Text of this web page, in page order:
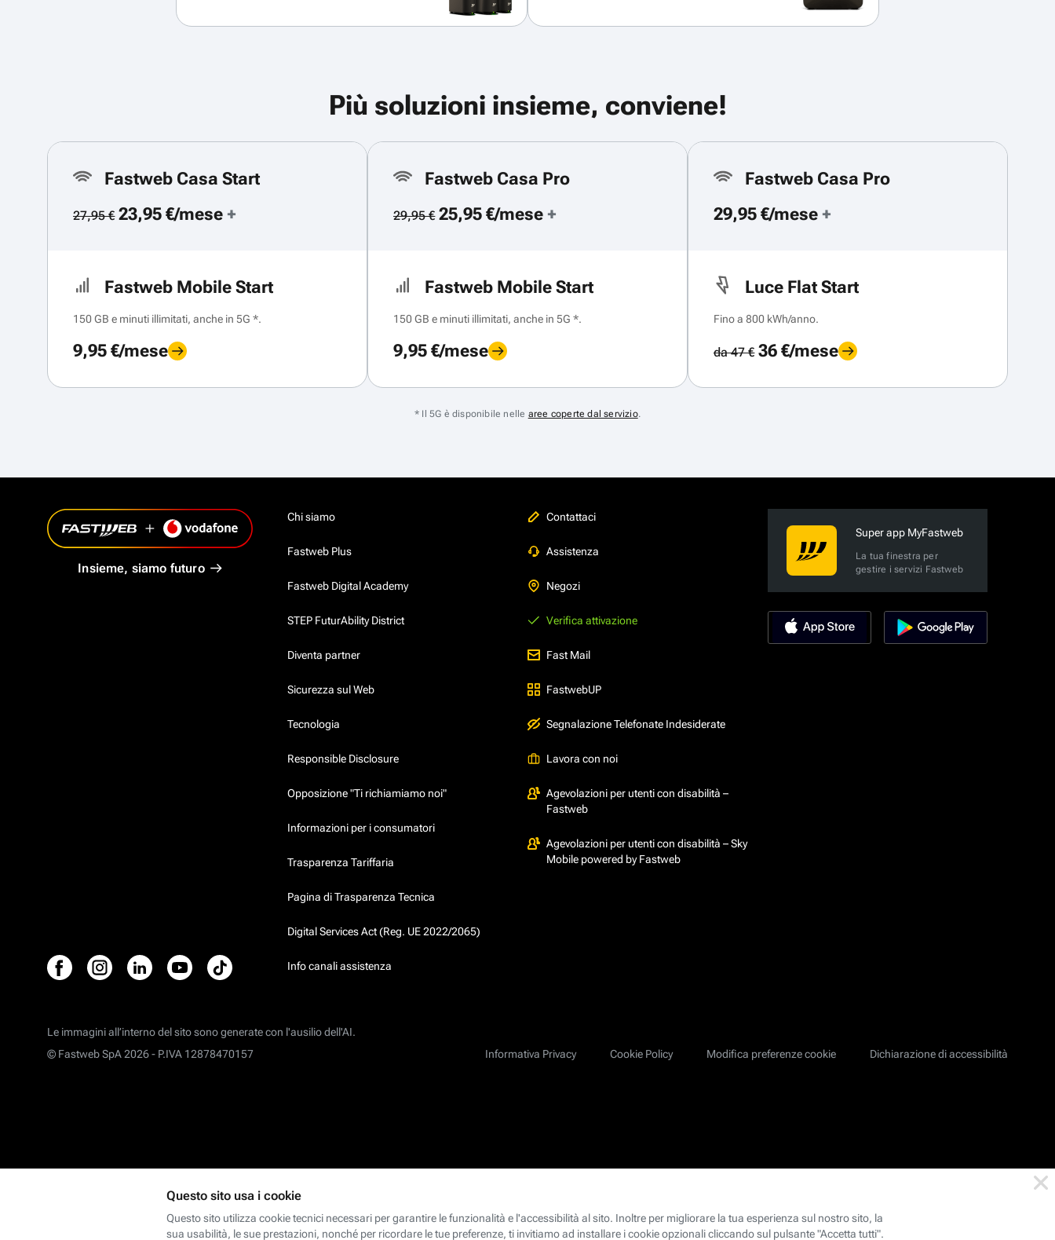
Più soluzioni insieme, conviene!
Fastweb Casa Start
27,95 €23,95 €/mese +
Fastweb Mobile Start
150 GB e minuti illimitati, anche in 5G *.
9,95 €/mese
Fastweb Casa Pro
29,95 €25,95 €/mese +
Fastweb Mobile Start
150 GB e minuti illimitati, anche in 5G *.
9,95 €/mese
Fastweb Casa Pro
29,95 €/mese +
Luce Flat Start
Fino a 800 kWh/anno.
da 47 €36 €/mese
* Il 5G è disponibile nelle aree coperte dal servizio.
Insieme, siamo futuro
Chi siamo
Fastweb Plus
Fastweb Digital Academy
STEP FuturAbility District
Diventa partner
Sicurezza sul Web
Tecnologia
Responsible Disclosure
Opposizione "Ti richiamiamo noi"
Informazioni per i consumatori
Trasparenza Tariffaria
Pagina di Trasparenza Tecnica
Digital Services Act (Reg. UE 2022/2065)
Info canali assistenza
Contattaci
Assistenza
Negozi
Verifica attivazione
Fast Mail
FastwebUP
Segnalazione Telefonate Indesiderate
Lavora con noi
Agevolazioni per utenti con disabilità –
Fastweb
Agevolazioni per utenti con disabilità – Sky
Mobile powered by Fastweb
Super app MyFastweb
La tua finestra per
gestire i servizi Fastweb
Le immagini all’interno del sito sono generate con l'ausilio dell'AI.
Informativa Privacy
Cookie Policy Modifica preferenze cookie Dichiarazione di accessibilità
© Fastweb SpA 2026 - P.IVA 12878470157